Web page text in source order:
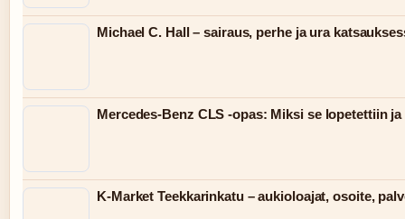
Michael C. Hall – sairaus, perhe ja ura
Mercedes-Benz CLS -opas: Miksi se lopetettiin
K-Market Teekkarinkatu – aukioloajat, osoite,